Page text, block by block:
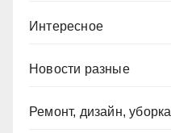
Интересное
Новости разные
Ремонт, дизайн, уборка